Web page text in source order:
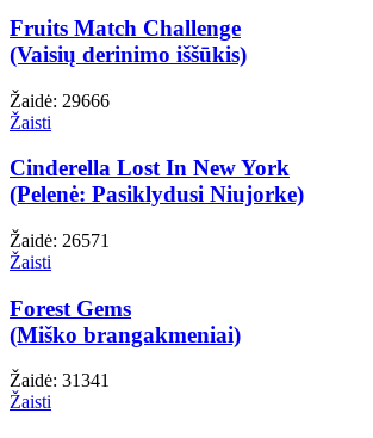
Fruits Match Challenge
(Vaisių derinimo iššūkis)
Žaidė: 29666
Žaisti
Cinderella Lost In New York
(Pelenė: Pasiklydusi Niujorke)
Žaidė: 26571
Žaisti
Forest Gems
(Miško brangakmeniai)
Žaidė: 31341
Žaisti